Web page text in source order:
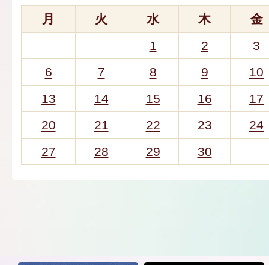
月 火 水 木
金
1
2
3
6
7 8 9
10
13
14 15 16
17
20
21 22 23
24
27
28 29 30